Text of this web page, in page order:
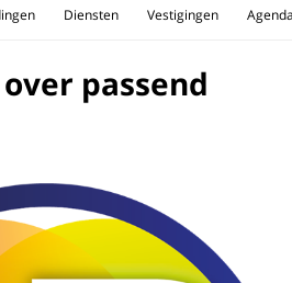
Diensten Vestigingen
passend